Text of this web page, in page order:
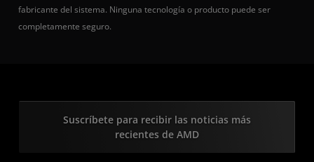
fabricante del sistema. Ninguna tecnología o producto puede ser
completamente seguro.
Suscríbete para recibir las noticias más
recientes de AMD